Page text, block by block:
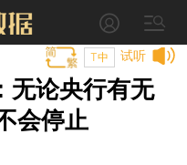
试听
T中
无论央行有无
会停止